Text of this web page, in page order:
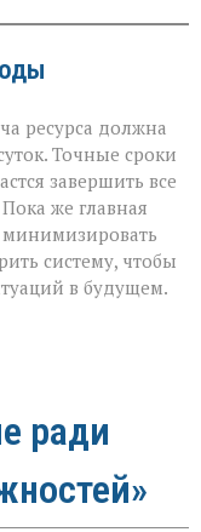
ресурса должна
Точные сроки
завершить все
же главная
систему, чтобы
в будущем.
ради